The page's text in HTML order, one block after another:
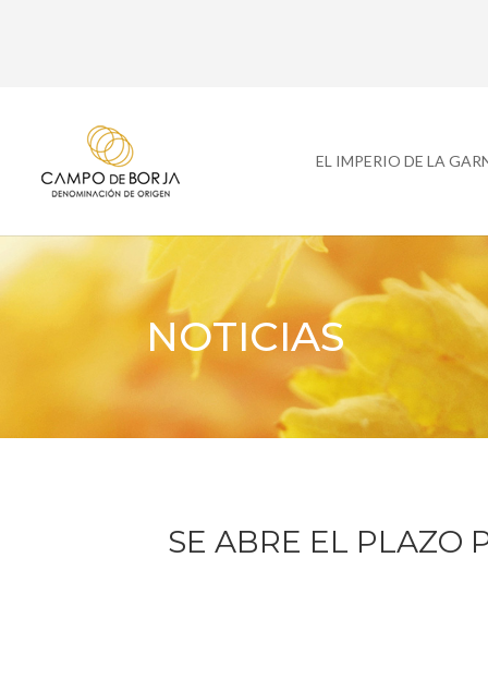
EL IMPERIO DE LA
NOTICIAS
SE ABRE EL PLAZO